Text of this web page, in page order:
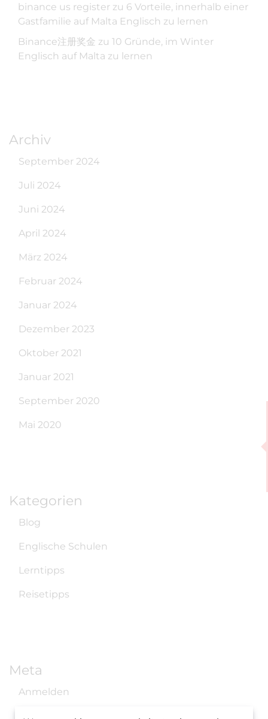
binance us register zu 6 Vorteile, innerhalb einer
Gastfamilie auf Malta Englisch zu lernen
Binance注册奖金 zu 10 Gründe, im Winter
Englisch auf Malta zu lernen
Archiv
September 2024
Juli 2024
Juni 2024
April 2024
März 2024
Februar 2024
Januar 2024
Dezember 2023
Oktober 2021
Januar 2021
September 2020
Mai 2020
Kategorien
Blog
Englische Schulen
Lerntipps
Reisetipps
Meta
Anmelden